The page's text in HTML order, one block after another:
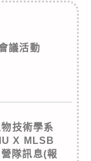
議活動
技術學系
X MLSB
隊訊息(報